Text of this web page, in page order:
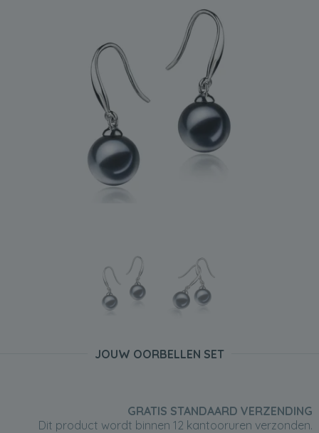
JOUW OORBELLEN SET
GRATIS STANDAARD VERZENDING
Dit product wordt binnen 12 kantooruren verzonden.